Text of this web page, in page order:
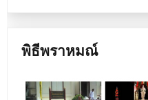
พิธีพราหมณ์